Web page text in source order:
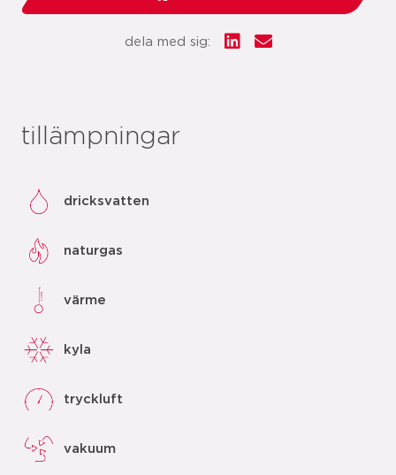
dela med sig:
tillämpningar
dricksvatten
naturgas
värme
kyla
tryckluft
vakuum